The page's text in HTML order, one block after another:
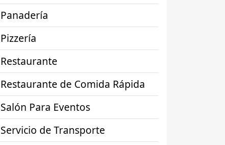
Panadería
Pizzería
Restaurante
Restaurante de Comida Rápida
Salón Para Eventos
Servicio de Transporte